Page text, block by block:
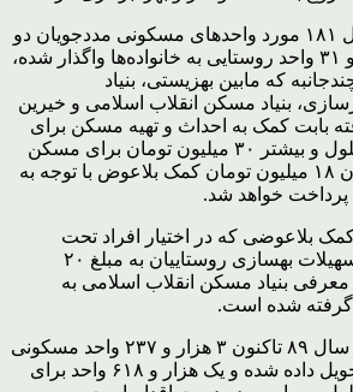
وی با اعلام اینکه امسال ۱۸۱ مورد واحدهای مسکونی مددجویان دو
معلول به بالای شهری و ۳۱ واحد روستایی به خانواده‌ها واگذار شده،
که مابین بهزیستی، بنیاد
بنیاد مسکن انقلاب اسلامی و خیرین
کمک به احداث و تهیه مسکن برای
خانوارهای دارای دو معلول و بیشتر ۳۰ میلیون تومان برای مسکن
شهری و برای روستاییان ۱۸ میلیون تومان کمک بلاعوض با توجه به
پرداخت خواهد شد.
بلاعوضی که در اختیار افراد تحت
پوشش قرار می‌گیرد تسهیلات بهسازی روستاییان به مبلغ ۲۰
بنیاد مسکن انقلاب اسلامی به
گرفته شده است.
وی خاطرنشان کرد: از سال ۸۹ تاکنون ۳ هزار و ۲۳۷ واحد مسکونی
به افراد تحت پوشش تحویل داده شده و یک هزار و ۶۱۸ واحد برای